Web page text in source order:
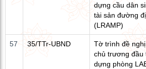
dựng cầu dân
tài sản đường
(LRAMP)
57 35/TTr-UBND
Tờ trình đề
chủ trương đầu
dựng phòng